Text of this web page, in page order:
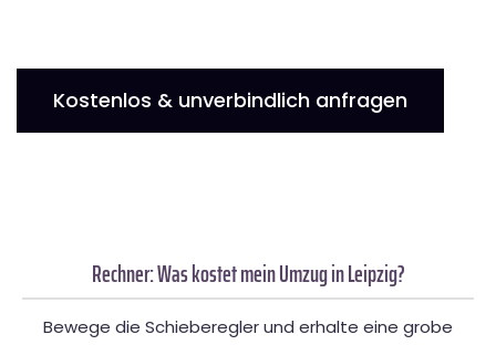
Kostenlos & unverbindlich anfragen
Rechner: Was kostet mein Umzug in Leipzig?
Bewege die Schieberegler und erhalte eine grobe